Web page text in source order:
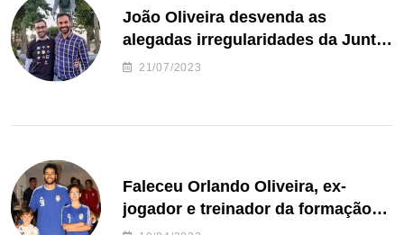
João Oliveira desvenda as
alegadas irregularidades da Junta
de Freguesia S. João de Ver
21/07/2023
Faleceu Orlando Oliveira, ex-
jogador e treinador da formação
de andebol do Feirense